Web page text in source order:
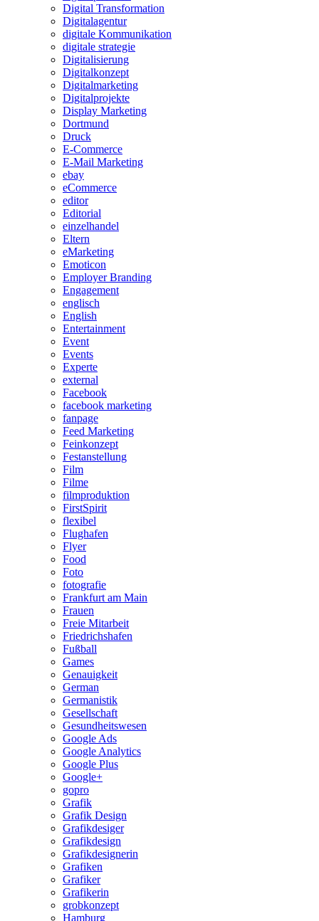
Digital Transformation
Digitalagentur
digitale Kommunikation
digitale strategie
Digitalisierung
Digitalkonzept
Digitalmarketing
Digitalprojekte
Display Marketing
Dortmund
Druck
E-Commerce
E-Mail Marketing
ebay
eCommerce
editor
Editorial
einzelhandel
Eltern
eMarketing
Emoticon
Employer Branding
Engagement
englisch
English
Entertainment
Event
Events
Experte
external
Facebook
facebook marketing
fanpage
Feed Marketing
Feinkonzept
Festanstellung
Film
Filme
filmproduktion
FirstSpirit
flexibel
Flughafen
Flyer
Food
Foto
fotografie
Frankfurt am Main
Frauen
Freie Mitarbeit
Friedrichshafen
Fußball
Games
Genauigkeit
German
Germanistik
Gesellschaft
Gesundheitswesen
Google Ads
Google Analytics
Google Plus
Google+
gopro
Grafik
Grafik Design
Grafikdesiger
Grafikdesign
Grafikdesignerin
Grafiken
Grafiker
Grafikerin
grobkonzept
Hamburg